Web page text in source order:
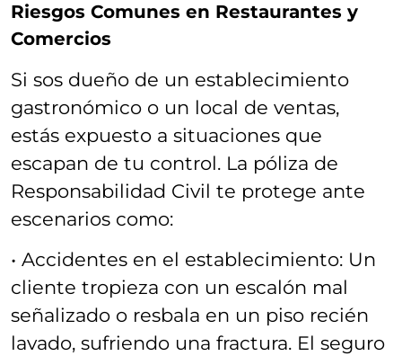
Riesgos Comunes en Restaurantes y
Comercios
Si sos dueño de un establecimiento
gastronómico o un local de ventas,
estás expuesto a situaciones que
escapan de tu control. La póliza de
Responsabilidad Civil te protege ante
escenarios como:
• Accidentes en el establecimiento: Un
cliente tropieza con un escalón mal
señalizado o resbala en un piso recién
lavado, sufriendo una fractura. El seguro